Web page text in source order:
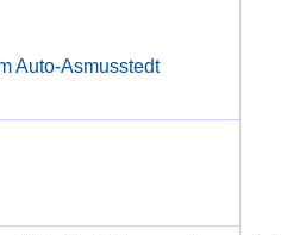
Auto-Asmusstedt